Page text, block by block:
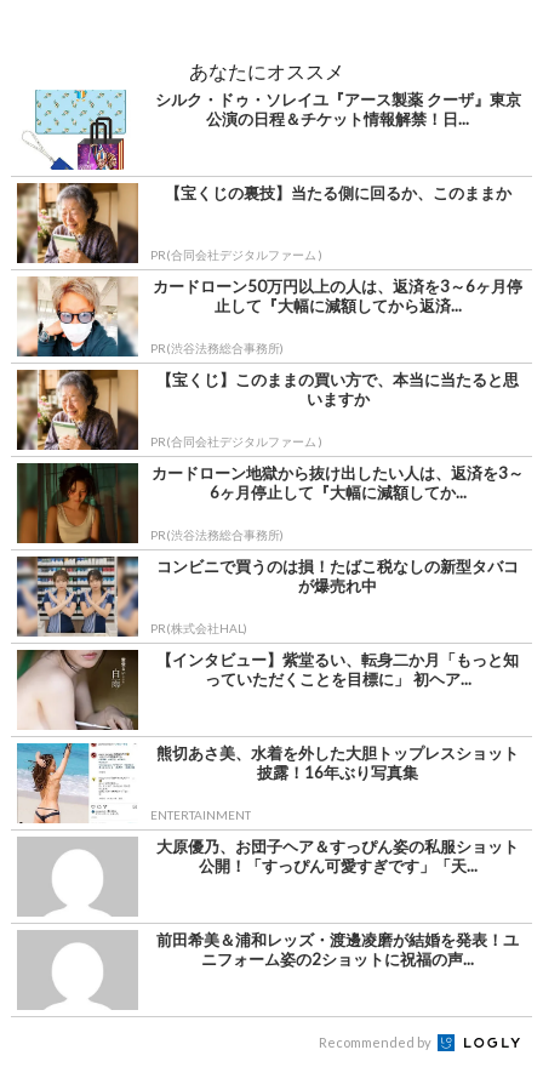
あなたにオススメ
シルク・ドゥ・ソレイユ『アース製薬 クーザ』東京
公演の日程＆チケット情報解禁！日...
【宝くじの裏技】当たる側に回るか、このままか
PR(合同会社デジタルファーム )
カードローン50万円以上の人は、返済を3～6ヶ月停
止して『大幅に減額してから返済...
PR(渋谷法務総合事務所)
【宝くじ】このままの買い方で、本当に当たると思
いますか
PR(合同会社デジタルファーム )
カードローン地獄から抜け出したい人は、返済を3～
6ヶ月停止して『大幅に減額してか...
PR(渋谷法務総合事務所)
コンビニで買うのは損！たばこ税なしの新型タバコ
が爆売れ中
PR(株式会社HAL)
【インタビュー】紫堂るい、転身二か月「もっと知
っていただくことを目標に」 初ヘア...
熊切あさ美、水着を外した大胆トップレスショット
披露！16年ぶり写真集
ENTERTAINMENT
大原優乃、お団子ヘア＆すっぴん姿の私服ショット
公開！「すっぴん可愛すぎです」「天...
前田希美＆浦和レッズ・渡邊凌磨が結婚を発表！ユ
ニフォーム姿の2ショットに祝福の声...
Recommended by